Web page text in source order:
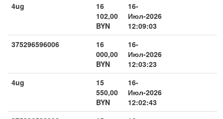
4ug
16
102,00
BYN
16-
Июл-2026
12:09:03
375296596006
16
000,00
BYN
16-
Июл-2026
12:03:23
4ug
15
550,00
BYN
16-
Июл-2026
12:02:43